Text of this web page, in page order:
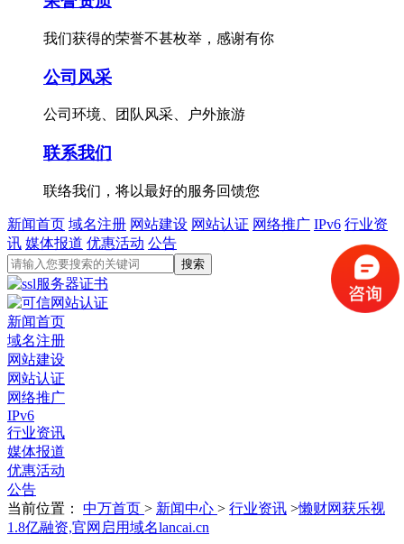
我们获得的荣誉不甚枚举，感谢有你
公司风采
公司环境、团队风采、户外旅游
联系我们
联络我们，将以最好的服务回馈您
新闻首页 域名注册 网站建设 网站认证 网络推广 IPv6 行业资
讯 媒体报道 优惠活动 公告
新闻首页
域名注册
网站建设
网站认证
网络推广
IPv6
行业资讯
媒体报道
优惠活动
公告
当前位置： 中万首页 > 新闻中心 > 行业资讯 >懒财网获乐视
1.8亿融资,官网启用域名lancai.cn